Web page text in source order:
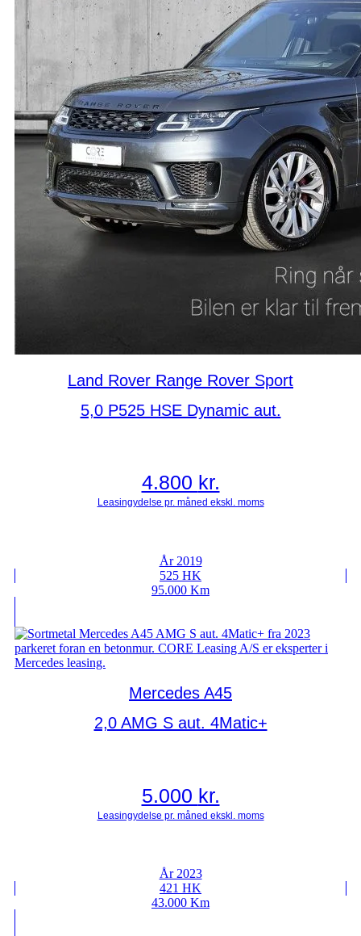
Land Rover Range Rover Sport
5,0 P525 HSE Dynamic aut.
4.800 kr.
År 2019
525 HK
95.000 Km
Mercedes A45
2,0 AMG S aut. 4Matic+
5.000 kr.
År 2023
421 HK
43.000 Km